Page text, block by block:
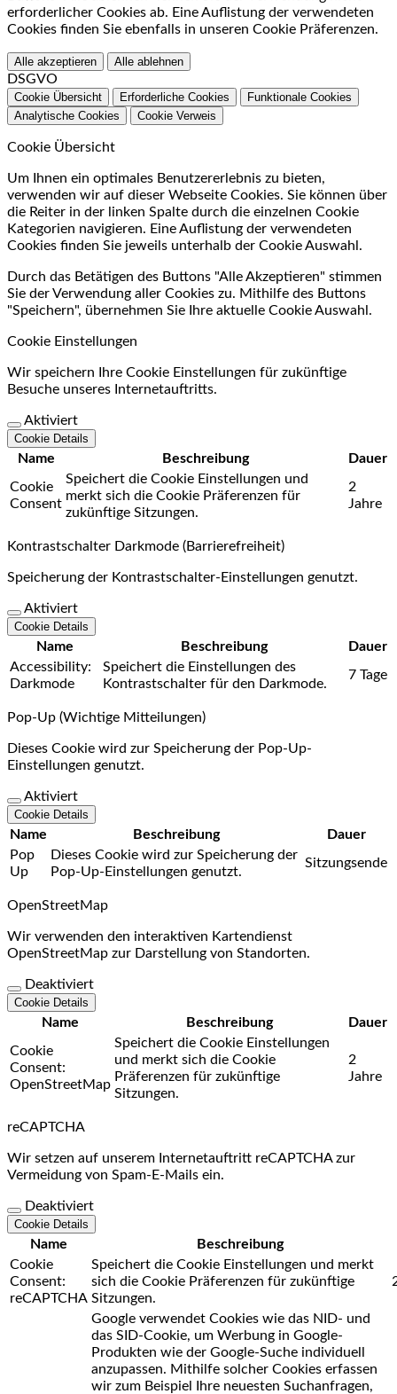
erforderlicher Cookies ab. Eine Auflistung der verwendeten
Cookies finden Sie ebenfalls in unseren Cookie Präferenzen.
Alle akzeptieren Alle ablehnen
DSGVO
Cookie Übersicht Erforderliche Cookies
Funktionale Cookies
Analytische Cookies
Cookie Verweis
Cookie Übersicht
Um Ihnen ein optimales Benutzererlebnis zu bieten,
verwenden wir auf dieser Webseite Cookies. Sie können über
die Reiter in der linken Spalte durch die einzelnen Cookie
Kategorien navigieren. Eine Auflistung der verwendeten
Cookies finden Sie jeweils unterhalb der Cookie Auswahl.
Durch das Betätigen des Buttons "Alle Akzeptieren" stimmen
Sie der Verwendung aller Cookies zu. Mithilfe des Buttons
"Speichern", übernehmen Sie Ihre aktuelle Cookie Auswahl.
Cookie Einstellungen
Wir speichern Ihre Cookie Einstellungen für zukünftige
Besuche unseres Internetauftritts.
Aktiviert
Cookie Details
Name Beschreibung
Dauer
Cookie
Consent
Speichert die Cookie Einstellungen und
merkt sich die Cookie Präferenzen für
zukünftige Sitzungen.
2
Jahre
Kontrastschalter Darkmode (Barrierefreiheit)
Speicherung der Kontrastschalter-Einstellungen genutzt.
Aktiviert
Cookie Details
Name Beschreibung
Dauer
Accessibility:
Darkmode
Speichert die Einstellungen des
Kontrastschalter für den Darkmode.
7 Tage
Pop-Up (Wichtige Mitteilungen)
Dieses Cookie wird zur Speicherung der Pop-Up-
Einstellungen genutzt.
Aktiviert
Cookie Details
Name Beschreibung
Dauer
Pop
Up
Dieses Cookie wird zur Speicherung der
Pop-Up-Einstellungen genutzt.
Sitzungsende
OpenStreetMap
Wir verwenden den interaktiven Kartendienst
OpenStreetMap zur Darstellung von Standorten.
Deaktiviert
Cookie Details
Name Beschreibung
Dauer
Cookie
Consent:
OpenStreetMap
Speichert die Cookie Einstellungen
und merkt sich die Cookie
Präferenzen für zukünftige
Sitzungen.
2
Jahre
reCAPTCHA
Wir setzen auf unserem Internetauftritt reCAPTCHA zur
Vermeidung von Spam-E-Mails ein.
Deaktiviert
Cookie Details
Name Beschreibung
Cookie
Consent:
reCAPTCHA
Speichert die Cookie Einstellungen und merkt
sich die Cookie Präferenzen für zukünftige
Sitzungen.
Google verwendet Cookies wie das NID- und
das SID-Cookie, um Werbung in Google-
Produkten wie der Google-Suche individuell
anzupassen. Mithilfe solcher Cookies erfassen
wir zum Beispiel Ihre neuesten Suchanfragen,